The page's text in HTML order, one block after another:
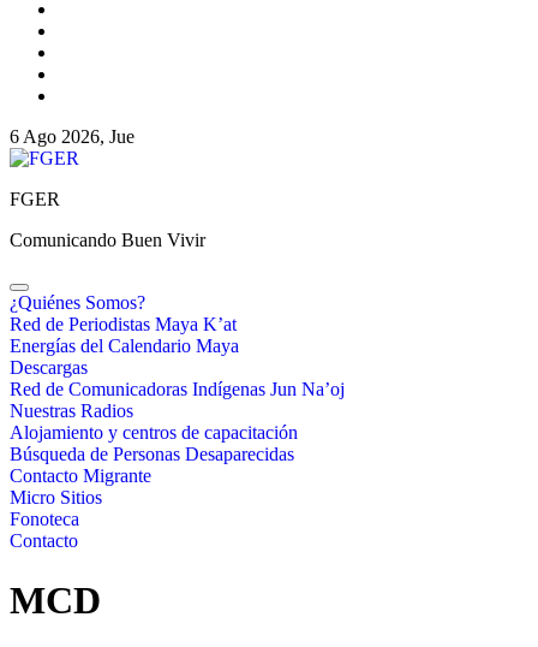
6 Ago 2026, Jue
FGER
Comunicando Buen Vivir
¿Quiénes Somos?
Red de Periodistas Maya K’at
Energías del Calendario Maya
Descargas
Red de Comunicadoras Indígenas Jun Na’oj
Nuestras Radios
Alojamiento y centros de capacitación
Búsqueda de Personas Desaparecidas
Contacto Migrante
Micro Sitios
Fonoteca
Contacto
MCD